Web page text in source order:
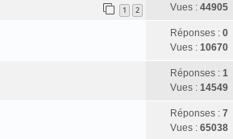
1 2
Vues : 44905
Réponses : 0
Vues : 10670
Réponses : 1
Vues : 14549
Réponses : 7
Vues : 65038